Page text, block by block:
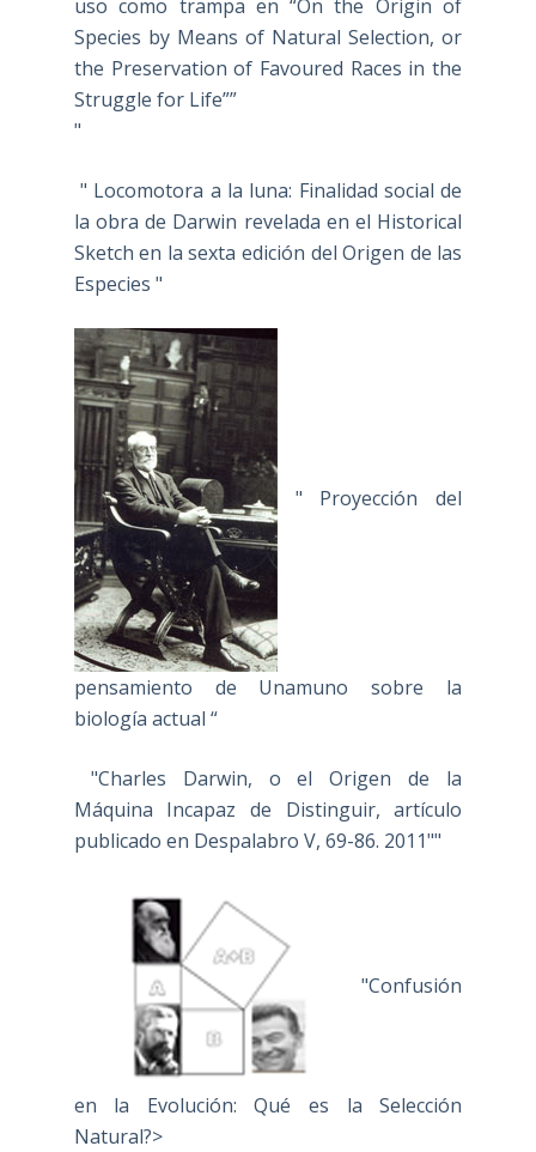
uso como trampa en “On the Origin of
Species by Means of Natural Selection, or
the Preservation of Favoured Races in the
Struggle for Life””
"
" Locomotora a la luna: Finalidad social de
la obra de Darwin revelada en el Historical
Sketch en la sexta edición del Origen de las
Especies "
" Proyección del
pensamiento de Unamuno sobre la
biología actual “
"Charles Darwin, o el Origen de la
Máquina Incapaz de Distinguir, artículo
publicado en Despalabro V, 69-86. 2011""
"Confusión
en la Evolución: Qué es la Selección
Natural?>